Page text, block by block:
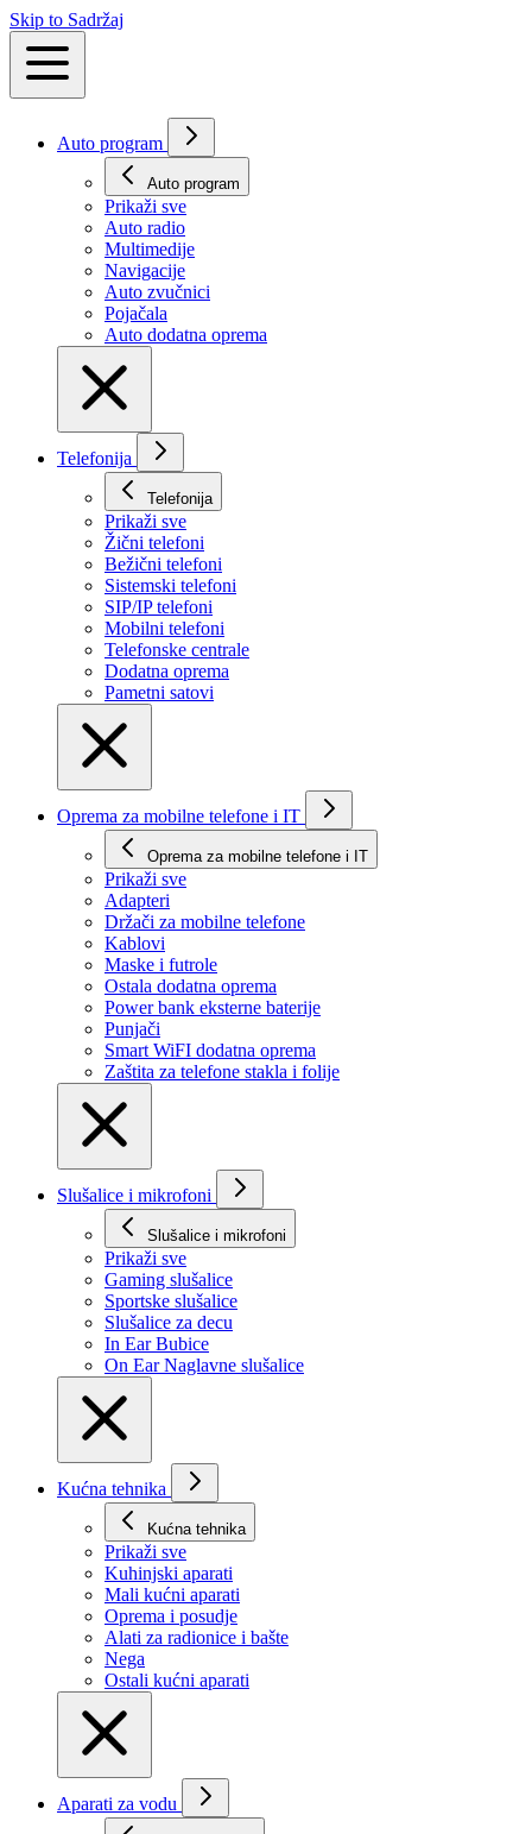
Skip to Sadržaj
Auto program
Auto program
Prikaži svе
Auto radio
Multimedije
Navigacije
Auto zvučnici
Pojačala
Auto dodatna oprema
Telefonija
Telefonija
Prikaži svе
Žični telefoni
Bežični telefoni
Sistemski telefoni
SIP/IP telefoni
Mobilni telefoni
Telefonske centrale
Dodatna oprema
Pametni satovi
Oprema za mobilne telefone i IT
Oprema za mobilne telefone i IT
Prikaži svе
Adapteri
Držači za mobilne telefone
Kablovi
Maske i futrole
Ostala dodatna oprema
Power bank eksterne baterije
Punjači
Smart WiFI dodatna oprema
Zaštita za telefone stakla i folije
Slušalice i mikrofoni
Slušalice i mikrofoni
Prikaži svе
Gaming slušalice
Sportske slušalice
Slušalice za decu
In Ear Bubice
On Ear Naglavne slušalice
Kućna tehnika
Kućna tehnika
Prikaži svе
Kuhinjski aparati
Mali kućni aparati
Oprema i posudje
Alati za radionice i bašte
Nega
Ostali kućni aparati
Aparati za vodu